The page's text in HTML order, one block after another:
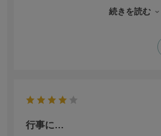
息子の卒業式のため購入しました
続きを読む
行事に…